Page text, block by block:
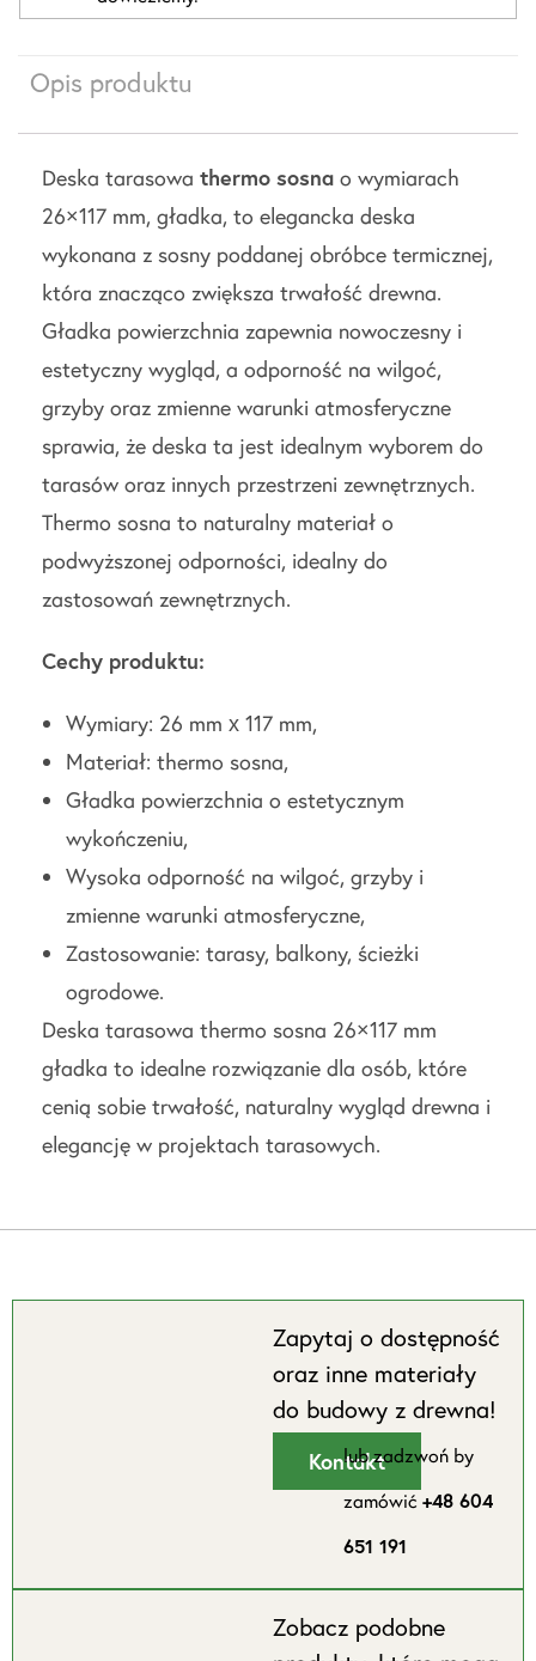
Opis produktu
Deska tarasowa thermo sosna o wymiarach
26×117 mm, gładka, to elegancka deska
wykonana z sosny poddanej obróbce termicznej,
która znacząco zwiększa trwałość drewna.
Gładka powierzchnia zapewnia nowoczesny i
estetyczny wygląd, a odporność na wilgoć,
grzyby oraz zmienne warunki atmosferyczne
sprawia, że deska ta jest idealnym wyborem do
tarasów oraz innych przestrzeni zewnętrznych.
Thermo sosna to naturalny materiał o
podwyższonej odporności, idealny do
zastosowań zewnętrznych.
Cechy produktu:
Wymiary: 26 mm x 117 mm,
Materiał: thermo sosna,
Gładka powierzchnia o estetycznym
wykończeniu,
Wysoka odporność na wilgoć, grzyby i
zmienne warunki atmosferyczne,
Zastosowanie: tarasy, balkony, ścieżki
ogrodowe.
Deska tarasowa thermo sosna 26×117 mm
gładka to idealne rozwiązanie dla osób, które
cenią sobie trwałość, naturalny wygląd drewna i
elegancję w projektach tarasowych.
Zapytaj o dostępność
oraz inne materiały
do budowy z drewna!
Kontakt
lub zadzwoń by
zamówić+48 604
651 191
Zobacz podobne